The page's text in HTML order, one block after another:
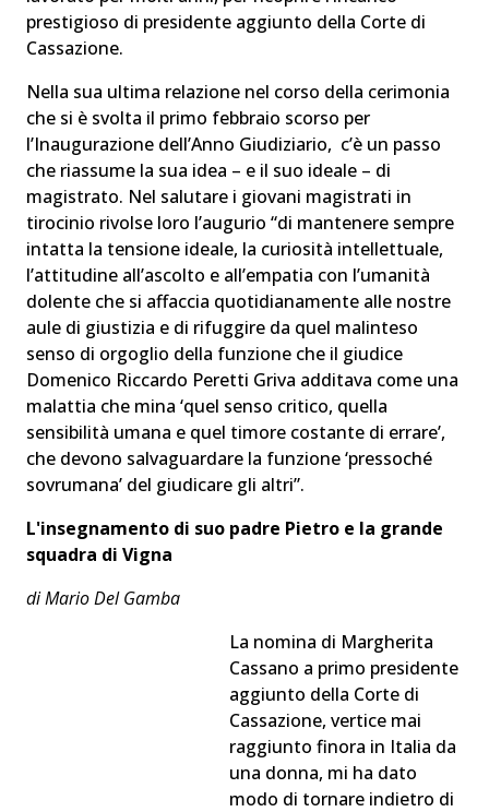
prestigioso di presidente aggiunto della Corte di
Cassazione.
Nella sua ultima relazione nel corso della cerimonia
che si è svolta il primo febbraio scorso per
l’Inaugurazione dell’Anno Giudiziario, c’è un passo
che riassume la sua idea – e il suo ideale – di
magistrato. Nel salutare i giovani magistrati in
tirocinio rivolse loro l’augurio “di mantenere sempre
intatta la tensione ideale, la curiosità intellettuale,
l’attitudine all’ascolto e all’empatia con l’umanità
dolente che si affaccia quotidianamente alle nostre
aule di giustizia e di rifuggire da quel malinteso
senso di orgoglio della funzione che il giudice
Domenico Riccardo Peretti Griva additava come una
malattia che mina ‘quel senso critico, quella
sensibilità umana e quel timore costante di errare’,
che devono salvaguardare la funzione ‘pressoché
sovrumana’ del giudicare gli altri”.
L'insegnamento di suo padre Pietro e la grande
squadra di Vigna
di Mario Del Gamba
La nomina di Margherita
Cassano a primo presidente
aggiunto della Corte di
Cassazione, vertice mai
raggiunto finora in Italia da
una donna, mi ha dato
modo di tornare indietro di